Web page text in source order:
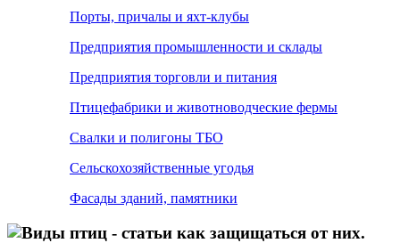
Порты, причалы и яхт-клубы
Предприятия промышленности и склады
Предприятия торговли и питания
Птицефабрики и животноводческие фермы
Свалки и полигоны ТБО
Сельскохозяйственные угодья
Фасады зданий, памятники